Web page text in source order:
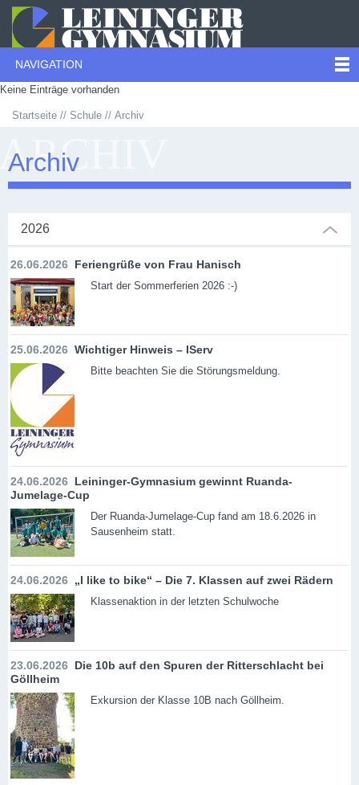
NAVIGATION
Keine Einträge vorhanden
Startseite Schule Archiv
Archiv
2026
26.06.2026 Feriengrüße von Frau Hanisch
Start der Sommerferien 2026 :-)
25.06.2026 Wichtiger Hinweis – IServ
Bitte beachten Sie die Störungsmeldung.
24.06.2026 Leininger-Gymnasium gewinnt Ruanda-
Jumelage-Cup
Der Ruanda-Jumelage-Cup fand am 18.6.2026 in
Sausenheim statt.
24.06.2026 „I like to bike“ – Die 7. Klassen auf zwei Rädern
Klassenaktion in der letzten Schulwoche
23.06.2026 Die 10b auf den Spuren der Ritterschlacht bei
Göllheim
Exkursion der Klasse 10B nach Göllheim.